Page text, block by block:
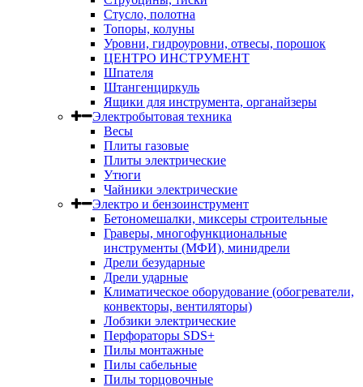
Стусло, полотна
Топоры, колуны
Уровни, гидроуровни, отвесы, порошок
ЦЕНТРО ИНСТРУМЕНТ
Шпателя
Штангенциркуль
Ящики для инструмента, органайзеры
Электробытовая техника
Весы
Плиты газовые
Плиты электрические
Утюги
Чайники электрические
Электро и бензоинструмент
Бетономешалки, миксеры строительные
Граверы, многофункциональные
инструменты (МФИ), минидрели
Дрели безударные
Дрели ударные
Климатическое оборудование (обогреватели,
конвекторы, вентиляторы)
Лобзики электрические
Перфораторы SDS+
Пилы монтажные
Пилы сабельные
Пилы торцовочные